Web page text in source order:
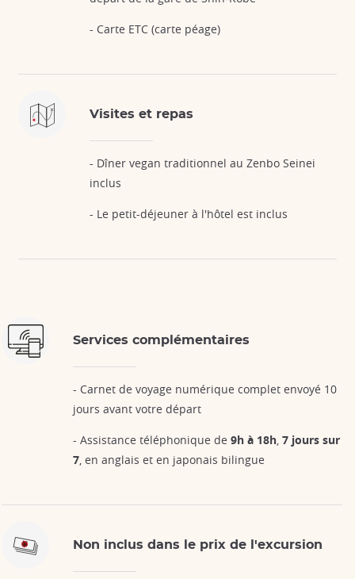
- Carte ETC (carte péage)
Visites et repas
- Dîner vegan traditionnel au Zenbo Seinei
inclus
- Le petit-déjeuner à l'hôtel est inclus
Services complémentaires
- Carnet de voyage numérique complet envoyé 10
jours avant votre départ
- Assistance téléphonique de 9h à 18h, 7 jours sur
7, en anglais et en japonais bilingue
Non inclus dans le prix de l'excursion